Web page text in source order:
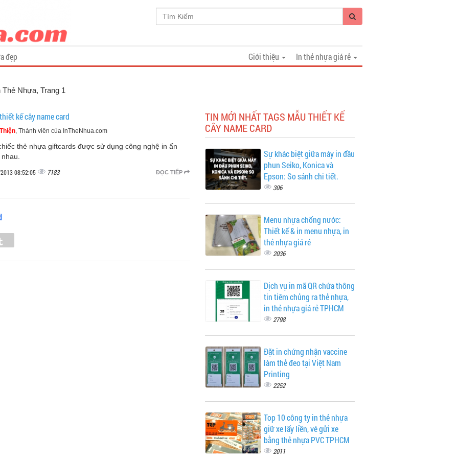
In thẻ nhựa giá rẻ
đẹp
Giới thiệu
Thẻ Nhựa, Trang 1
kế cây name card
, Thành viên của InTheNhua.com
thẻ nhựa giftcards được sử dụng công nghệ in ấn
ĐỌC TIẾP
08:52:05 7183
TIN MỚI NHẤT TAGS MẪU THIẾT KẾ
CÂY NAME CARD
Sự khác biệt giữa máy in đầu
phun Seiko, Konica và
Epson: So sánh chi tiết.
306
Menu nhựa chống nước:
Thiết kế & in menu nhựa, in
thẻ nhựa giá rẻ
2036
Dịch vụ in mã QR chứa thông
tin tiêm chủng ra thẻ nhựa,
in thẻ nhựa giá rẻ TPHCM
2798
Đặt in chứng nhận vaccine
làm thẻ đeo tại Việt Nam
Printing
2252
Top 10 công ty in thẻ nhựa
giữ xe lấy liền, vé gửi xe
bằng thẻ nhựa PVC TPHCM
2011